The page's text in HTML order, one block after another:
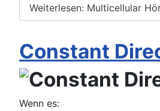
Weiterlesen: Multicellular
Constant
Wenn es: